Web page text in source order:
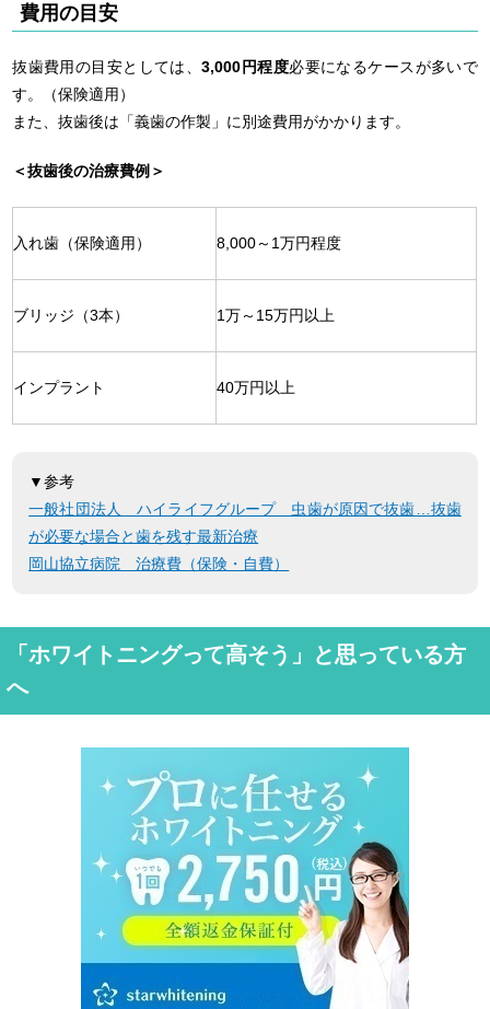
費用の目安
抜歯費用の目安としては、3,000円程度必要になるケースが多いで
す。（保険適用）
また、抜歯後は「義歯の作製」に別途費用がかかります。
＜抜歯後の治療費例＞
入れ歯（保険適用） 8,000～1万円程度
ブリッジ（3本） 1万～15万円以上
インプラント 40万円以上
▼参考
一般社団法人 ハイライフグループ 虫歯が原因で抜歯…抜歯
が必要な場合と歯を残す最新治療
岡山協立病院 治療費（保険・自費）
「ホワイトニングって高そう」と思っている方
へ